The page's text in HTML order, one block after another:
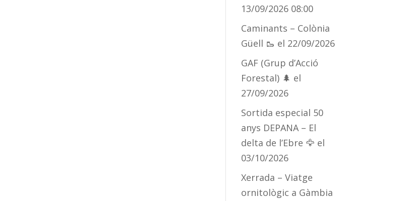
13/09/2026 08:00
Caminants – Colònia
Güell 🥾 el 22/09/2026
GAF (Grup d’Acció
Forestal) 🌲 el
27/09/2026
Sortida especial 50
anys DEPANA – El
delta de l’Ebre 🦅 el
03/10/2026
Xerrada – Viatge
ornitològic a Gàmbia